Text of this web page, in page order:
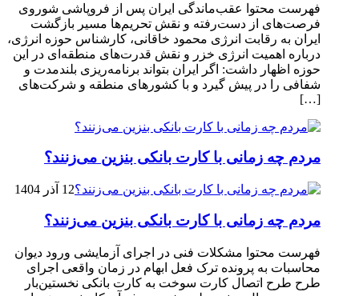
فهرست محتوا عقب‌ماندگی ایران پس از فروپاشی شوروی
فرصت‌های از دست‌رفته و نقش تحریم‌ها مسیر بازگشت
ایران به رقابت انرژی محمود خاقانی، کارشناس حوزه انرژی،
درباره اهمیت انرژی خزر و نقش قدرت‌های منطقه‌ای در این
حوزه اظهار داشت: اگر ایران بتواند برنامه‌ریزی بلندمدت و
شفافی را در پیش گیرد و با کشورهای منطقه و شرکت‌های
[…]
مردم چه زمانی با کارت بانکی بنزین می‌زنند؟
12 آذر 1404
مردم چه زمانی با کارت بانکی بنزین می‌زنند؟
فهرست محتوا مشکلات فنی در اجرای آزمایشی ورود دیوان
محاسبات به پرونده ترک فعل ابهام در زمان واقعی اجرای
طرح طرح اتصال کارت سوخت به کارت بانکی نخستین‌بار